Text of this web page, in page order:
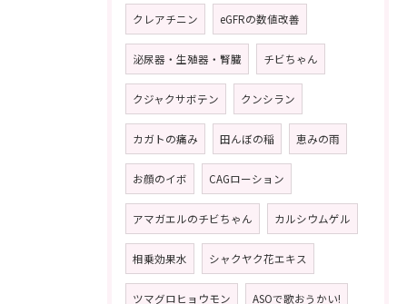
クレアチニン eGFRの数値改善
泌尿器・生殖器・腎臓 チビちゃん
クジャクサボテン クンシラン
カガトの痛み 田んぼの稲 恵みの雨
お顔のイボ CAGローション
アマガエルのチビちゃん カルシウムゲル
相乗効果水 シャクヤク花エキス
ツマグロヒョウモン ASOで歌おうかい!